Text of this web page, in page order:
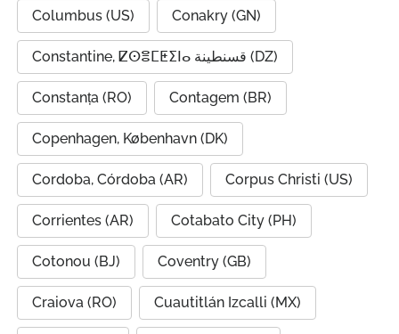
Columbus (US) Conakry (GN)
Constantine, ⵇⵙⴻⵎⵟⵉⵏⴰ قسنطينة (DZ)
Constanța (RO) Contagem (BR)
Copenhagen, København (DK)
Cordoba, Córdoba (AR) Corpus Christi (US)
Corrientes (AR) Cotabato City (PH)
Cotonou (BJ) Coventry (GB)
Craiova (RO) Cuautitlán Izcalli (MX)